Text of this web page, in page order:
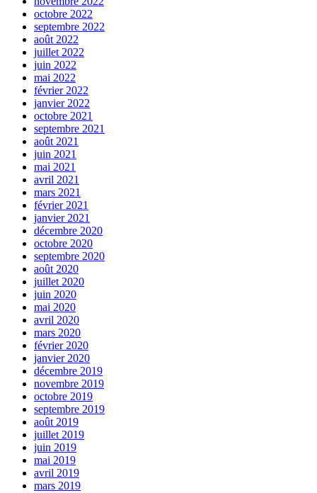
octobre 2022
septembre 2022
août 2022
juillet 2022
juin 2022
mai 2022
février 2022
janvier 2022
octobre 2021
septembre 2021
août 2021
juin 2021
mai 2021
avril 2021
mars 2021
février 2021
janvier 2021
décembre 2020
octobre 2020
septembre 2020
août 2020
juillet 2020
juin 2020
mai 2020
avril 2020
mars 2020
février 2020
janvier 2020
décembre 2019
novembre 2019
octobre 2019
septembre 2019
août 2019
juillet 2019
juin 2019
mai 2019
avril 2019
mars 2019